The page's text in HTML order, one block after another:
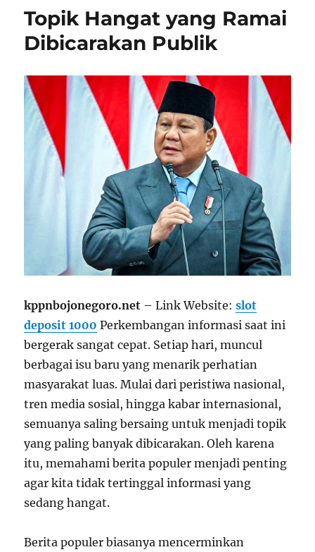
Topik Hangat yang Ramai
Dibicarakan Publik
kppnbojonegoro.net – Link Website:slot
deposit 1000 Perkembangan informasi saat ini
bergerak sangat cepat. Setiap hari, muncul
berbagai isu baru yang menarik perhatian
masyarakat luas. Mulai dari peristiwa nasional,
tren media sosial, hingga kabar internasional,
semuanya saling bersaing untuk menjadi topik
yang paling banyak dibicarakan. Oleh karena
itu, memahami berita populer menjadi penting
agar kita tidak tertinggal informasi yang
sedang hangat.
Berita populer biasanya mencerminkan